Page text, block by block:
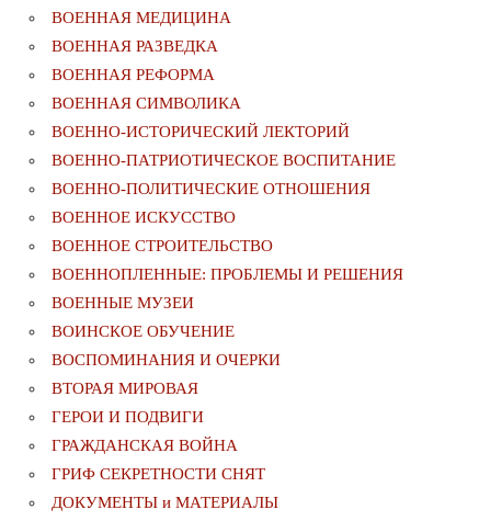
ВОЕННАЯ МЕДИЦИНА
ВОЕННАЯ РАЗВЕДКА
ВОЕННАЯ РЕФОРМА
ВОЕННАЯ СИМВОЛИКА
ВОЕННО-ИСТОРИЧЕСКИЙ ЛЕКТОРИЙ
ВОЕННО-ПАТРИОТИЧЕСКОЕ ВОСПИТАНИЕ
ВОЕННО-ПОЛИТИЧЕСКИE ОТНОШЕНИЯ
ВОЕННОЕ ИСКУССТВО
ВОЕННОЕ СТРОИТЕЛЬСТВО
ВОЕННОПЛЕННЫЕ: ПРОБЛЕМЫ И РЕШЕНИЯ
ВОЕННЫЕ МУЗЕИ
ВОИНСКОЕ ОБУЧЕНИЕ
ВОСПОМИНАНИЯ И ОЧЕРКИ
ВТОРАЯ МИРОВАЯ
ГЕРОИ И ПОДВИГИ
ГРАЖДАНСКАЯ ВОЙНА
ГРИФ СЕКРЕТНОСТИ СНЯТ
ДОКУМЕНТЫ и МАТЕРИАЛЫ